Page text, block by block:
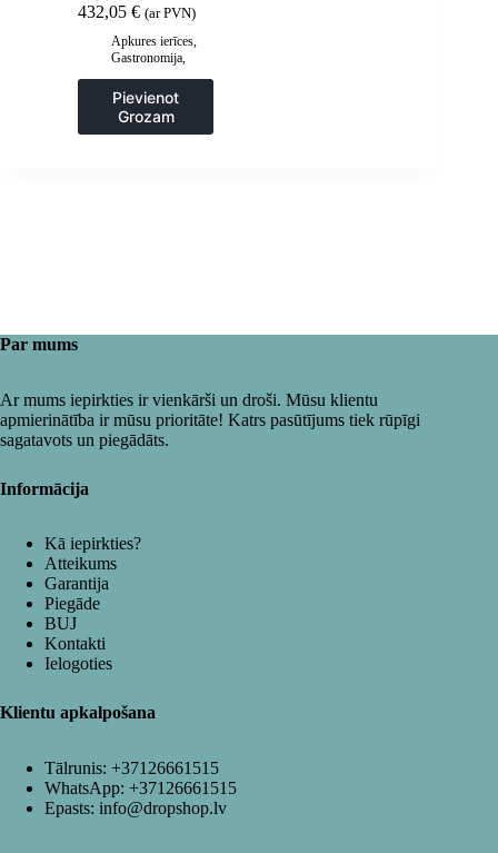
propāna-butāna 2 x
3000 30 mbarā
432,05 € (ar PVN)
Apkures ierīces,
Gastronomija,
sildīšanas
plāksnes,Grila
šķīvji,Virtuve
Pievienot
Grozam
Par mums
Ar mums iepirkties ir vienkārši un droši. Mūsu klientu
apmierinātība ir mūsu prioritāte! Katrs pasūtījums tiek rūpīgi
sagatavots un piegādāts.
Informācija
Kā iepirkties?
Atteikums
Garantija
Piegāde
BUJ
Kontakti
Ielogoties
Klientu apkalpošana
Tālrunis: +37126661515
WhatsApp: +37126661515
Epasts: info@dropshop.lv